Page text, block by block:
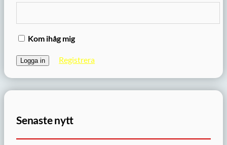
Kom ihåg mig
Registrera
Senaste nytt